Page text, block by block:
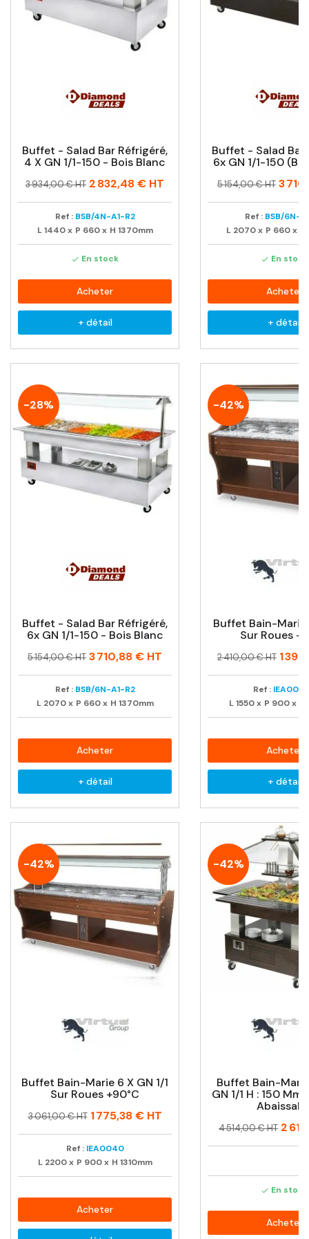
Buffet - Salad Bar Réfrigéré,
4 X GN 1/1-150 - Bois Blanc
Prix
Prix
3 934,00 € HT 2 832,48 € HT
Ref : BSB/4N-A1-R2
L 1440 x P 660 x H 1370mm
 En stock
Acheter
+ détail
Buffet - Salad Bar
6x GN 1/1-150
Prix
Prix
5 154,00 € HT 3
Ref : BSB/6N-
L 2070 x P 660 x
 En stock
Acheter
+ détail
-28%
Buffet - Salad Bar Réfrigéré,
6x GN 1/1-150 - Bois Blanc
Prix
Prix
5 154,00 € HT 3 710,88 € HT
Ref : BSB/6N-A1-R2
L 2070 x P 660 x H 1370mm
Acheter
+ détail
-42%
Buffet Bain-Marie
Sur Roues
Prix
Prix
2 410,00 € HT 1
Ref :
L1550x P 900x
Acheter
+ détail
-42%
Buffet Bain-Marie 6 X GN 1/1
Sur Roues +90°C
Prix
Prix
3 061,00 € HT 1 775,38 €HT
Ref : IEA0040
L 2200 x P 900 x H 1310mm
Acheter
-42%
Buffet Bain-
GN 1/1 H : 150
Prix
Prix
4 514,00 € HT 2
 En stock
Acheter